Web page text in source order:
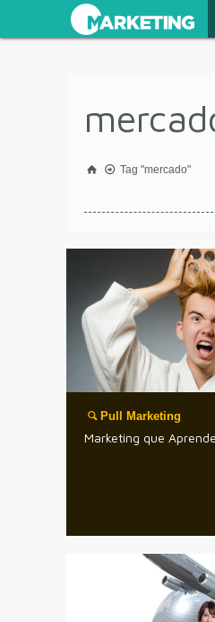
Tag "mercado"
Pull Marketing
Marketing que